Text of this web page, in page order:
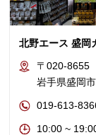
北野エース 盛岡
〒020-8655
岩手県盛岡
019-613-
10:00 ~